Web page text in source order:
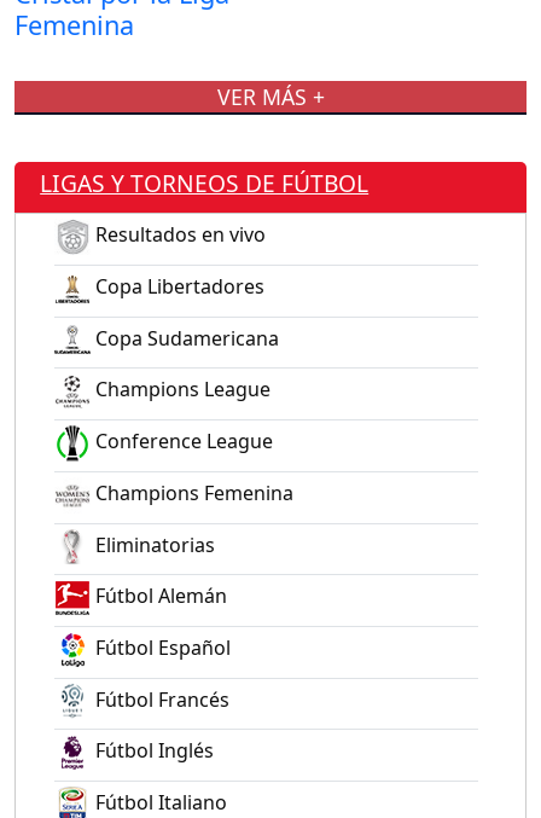
VER MÁS +
LIGAS Y TORNEOS DE FÚTBOL
Resultados en vivo
Copa Libertadores
Copa Sudamericana
Champions League
Conference League
Champions Femenina
Eliminatorias
Fútbol Alemán
Fútbol Español
Fútbol Francés
Fútbol Inglés
Fútbol Italiano